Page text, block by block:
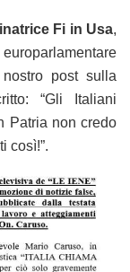
Fi in Usa,
post sulla
“Gli Italiani
Patria non credo
così!”.